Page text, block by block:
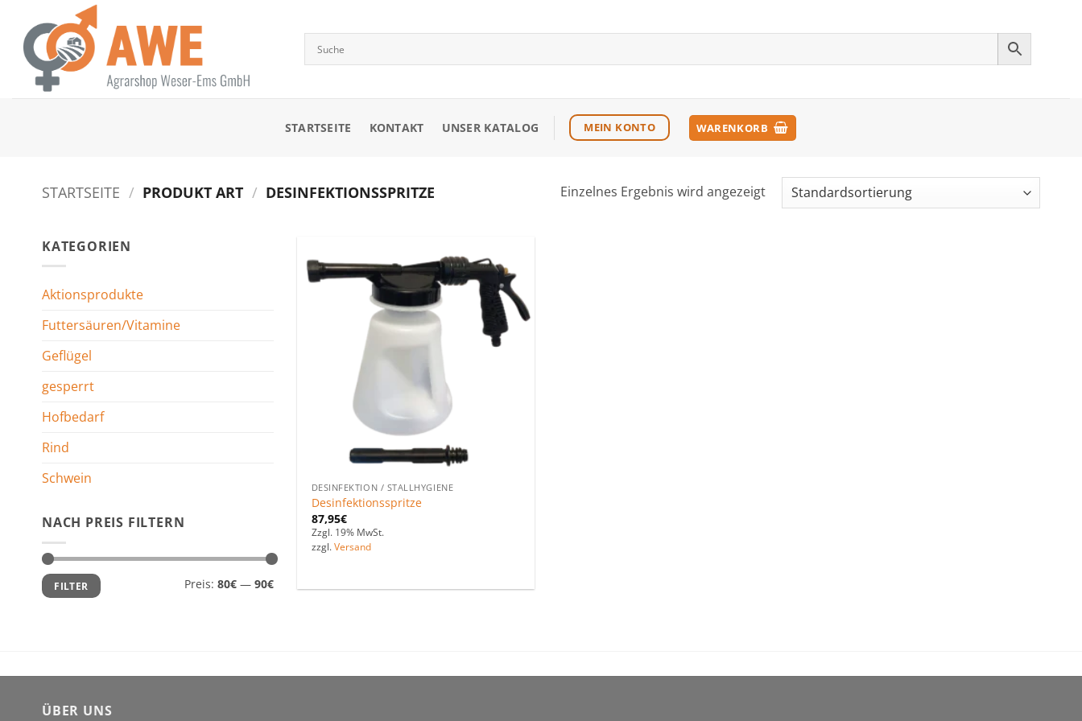
Inhalt
springen
STARTSEITE KONTAKT UNSER KATALOG MEIN KONTO WARENKORB
STARTSEITE / PRODUKT ART / DESINFEKTIONSSPRITZE Einzelnes Ergebnis wird angezeigt
KATEGORIEN
Aktionsprodukte
Futtersäuren/Vitamine
Geflügel
gesperrt
Hofbedarf
Rind
Schwein
NACH PREIS FILTERN
Min.
Preis
Max.
Preis
FILTER Preis: 80€— 90€
Zu den
Favoriten
hinzufügen
DESINFEKTION / STALLHYGIENE
Desinfektionsspritze
87,95€
Zzgl. 19% MwSt.
zzgl. Versand
ÜBER UNS